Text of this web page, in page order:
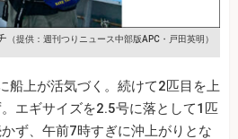
（提供：週刊つりニュース中部版APC・戸田英明）
船上が活気づく。続けて2匹目を上
エギサイズを2.5号に落として1匹
ず、午前7時すぎに沖上がりとな